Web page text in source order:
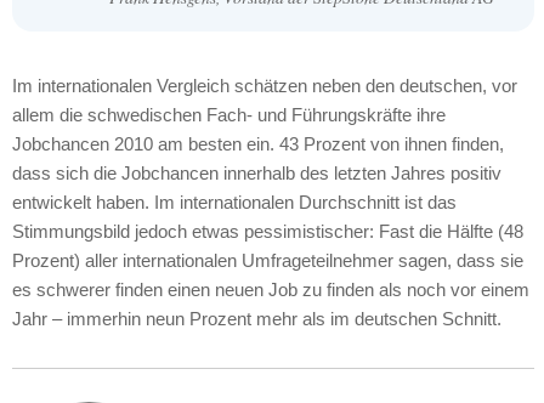
Im internationalen Vergleich schätzen neben den deutschen, vor
allem die schwedischen Fach- und Führungskräfte ihre
Jobchancen 2010 am besten ein. 43 Prozent von ihnen finden,
dass sich die Jobchancen innerhalb des letzten Jahres positiv
entwickelt haben. Im internationalen Durchschnitt ist das
Stimmungsbild jedoch etwas pessimistischer: Fast die Hälfte (48
Prozent) aller internationalen Umfrageteilnehmer sagen, dass sie
es schwerer finden einen neuen Job zu finden als noch vor einem
Jahr – immerhin neun Prozent mehr als im deutschen Schnitt.